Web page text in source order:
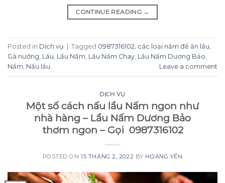
CONTINUE READING →
Posted in Dịch vụ Tagged 0987316102 các loại nấm để ăn lẩu
Gà nướng Lẩu Lẩu Nấm Lẩu Nấm Chay Lẩu Nấm Dương Bảo
Nấm Nấu lẩu Leave a comment
DỊCH VỤ
Một số cách nấu lẩu Nấm ngon như
nhà hàng – Lẩu Nấm Dương Bảo
thơm ngon – Gọi 0987316102
POSTED ON15 THÁNG 2, 2022 BY HOÀNG YẾN